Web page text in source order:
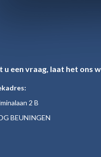
u een vraag, laat het ons
2 B
BEUNINGEN